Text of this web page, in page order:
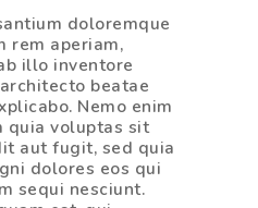
doloremque
rem aperiam,
illo inventore
beatae
Nemo enim
quia voluptas sit
aut fugit, sed quia
dolores eos qui
sequi nesciunt.